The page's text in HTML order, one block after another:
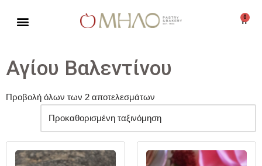
περιεχόμενο
0
Αγίου Βαλεντίνου
Προβολή όλων των 2 αποτελεσμάτων